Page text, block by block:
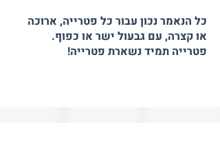
כל הנאמר נכון עבור כל פטרייה, ארוכה
או קצרה, עם גבעול ישר או כפוף.
פטרייה תמיד נשארת פטרייה!